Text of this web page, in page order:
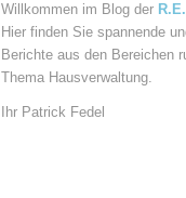
Willkommen im Blog der
Hier finden Sie spannende
Berichte aus den Bereichen
Thema Hausverwaltung.
Ihr Patrick Fedel